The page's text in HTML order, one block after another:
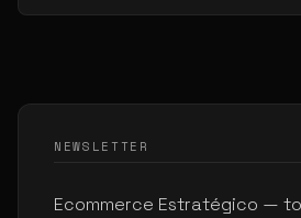
NEWSLETTER
Ecommerce Estratégico —